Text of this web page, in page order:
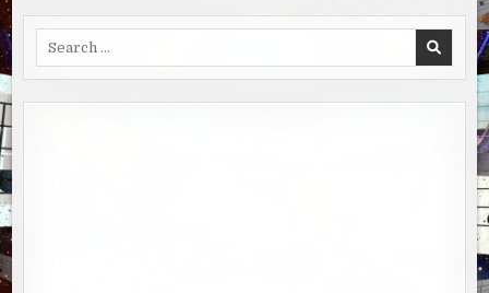
LYRICS,